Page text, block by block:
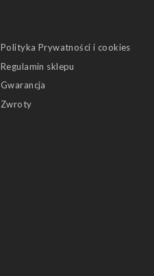
Polityka Prywatności i cookies
Regulamin sklepu
Gwarancja
Zwroty